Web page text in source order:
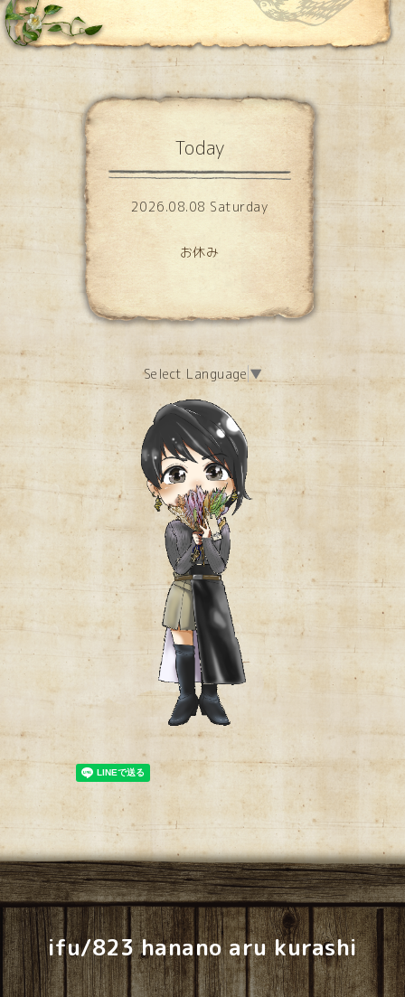
Today
2026.08.08 Saturday
お休み
Select Language ▼
ifu/823 hanano aru kurashi